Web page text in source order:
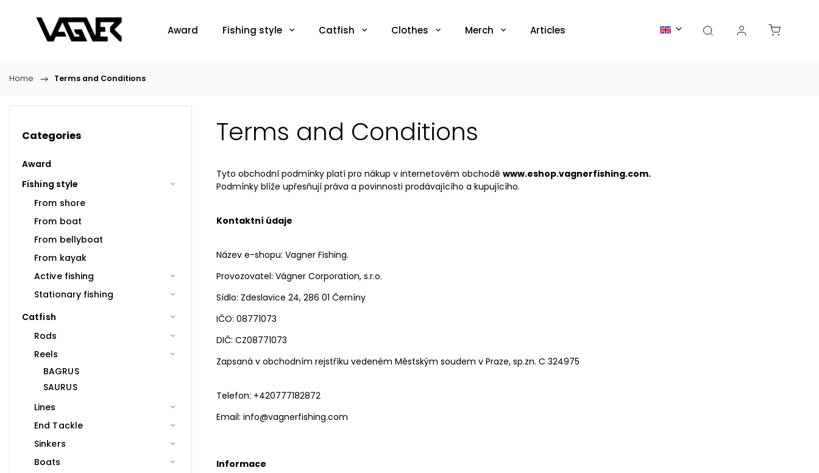
Award Fishing style Catfish Clothes Merch Articles
Home / Terms and Conditions
Categories
Award
Fishing style
From shore
From boat
From bellyboat
From kayak
Active fishing
Stationary fishing
Catfish
Rods
Reels
BAGRUS
SAURUS
Lines
End Tackle
Sinkers
Boats
Terms and Conditions
Tyto obchodní podmínky platí pro nákup v internetovém obchodě www.eshop.vagnerfishing.com.
Podmínky blíže upřesňují práva a povinnosti prodávajícího a kupujícího.
Kontaktní údaje
Název e-shopu: Vagner Fishing.
Provozovatel: Vágner Corporation, s.r.o.
Sídlo: Zdeslavice 24, 286 01 Černíny
IČO: 08771073
DIČ: CZ08771073
Zapsaná v obchodním rejstříku vedeném Městským soudem v Praze, sp.zn. C 324975
Telefon: +420777182872
Email: info@vagnerfishing.com
Informace